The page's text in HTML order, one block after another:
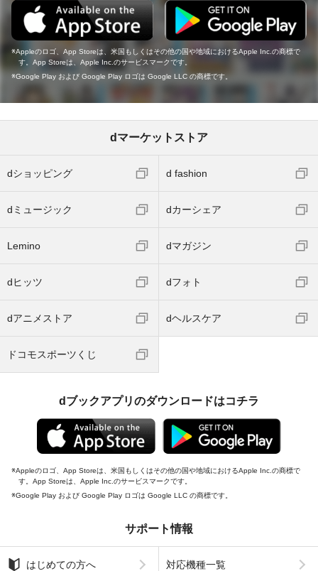
Appleのロゴ、App Storeは、米国もしくはその他の国や地域におけるApple Inc.の商標で
す。App Storeは、Apple Inc.のサービスマークです。
Google Play および Google Play ロゴは Google LLC の商標です。
dマーケットストア
dショッピング d fashion
dミュージック dカーシェア
Lemino dマガジン
dヒッツ dフォト
dアニメストア dヘルスケア
ドコモスポーツくじ
dブックアプリのダウンロードはコチラ
Appleのロゴ、App Storeは、米国もしくはその他の国や地域におけるApple Inc.の商標で
す。App Storeは、Apple Inc.のサービスマークです。
Google Play および Google Play ロゴは Google LLC の商標です。
サポート情報
はじめての方へ 対応機種一覧